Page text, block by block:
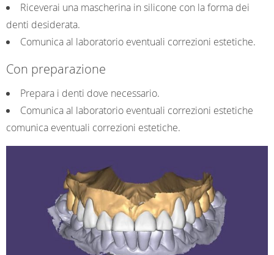
Riceverai una mascherina in silicone con la forma dei
denti desiderata.
Comunica al laboratorio eventuali correzioni estetiche.
Con preparazione
Prepara i denti dove necessario.
Comunica al laboratorio eventuali correzioni estetiche
comunica eventuali correzioni estetiche.